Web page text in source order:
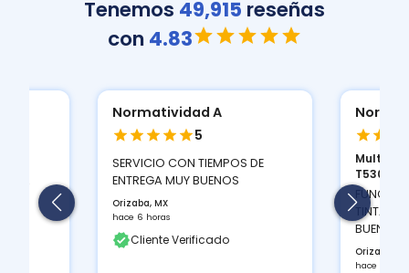
Tenemos 49,915 reseñas
con 4.83
Normatividad A
5
SERVICIO CON TIEMPOS DE
ENTREGA MUY BUENOS
Orizaba, MX
hace 6 horas
Cliente Verificado
T530D...
TINTAS
BUEN
Orizaba,
hace 6